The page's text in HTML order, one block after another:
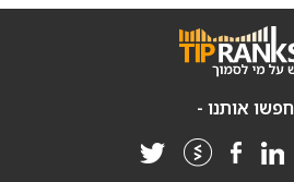
חפשו אותנו -